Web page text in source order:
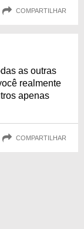
COMPARTILHAR
as outras
realmente
apenas
COMPARTILHAR